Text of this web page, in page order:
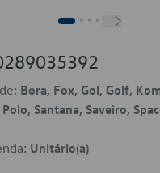
Bora, Fox, Gol, Golf,
Santana, Saveiro,
Unitário(a)